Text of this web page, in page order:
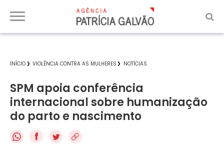
INÍCIO VIOLÊNCIA CONTRA AS MULHERES NOTÍCIAS
SPM apoia conferência
internacional sobre humanização
do parto e nascimento
f